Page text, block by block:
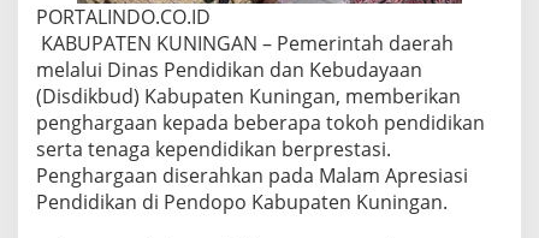
g
a
n
B
e
r
i
a
n
PORTALINDO.CO.ID
KABUPATEN KUNINGAN – Pemerintah daerah
melalui Dinas Pendidikan dan Kebudayaan
(Disdikbud) Kabupaten Kuningan, memberikan
penghargaan kepada beberapa tokoh pendidikan
serta tenaga kependidikan berprestasi.
Penghargaan diserahkan pada Malam Apresiasi
Pendidikan di Pendopo Kabupaten Kuningan.